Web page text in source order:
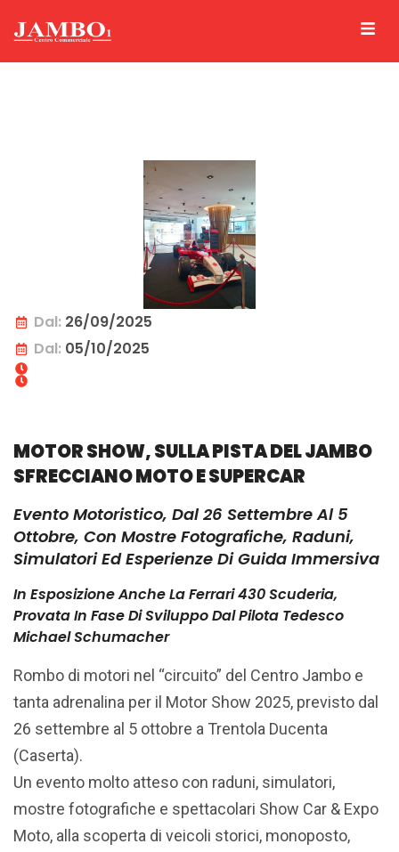
MOTOR SHOW, SULLA PISTA DEL JAMBO
SFRECCIANO MOTO E SUPERCAR
Evento Motoristico, Dal 26 Settembre Al 5
Ottobre, Con Mostre Fotografiche, Raduni,
Simulatori Ed Esperienze Di Guida Immersiva
In Esposizione Anche La Ferrari 430 Scuderia,
Provata In Fase Di Sviluppo Dal Pilota Tedesco
Michael Schumacher
Rombo di motori nel “circuito” del Centro Jambo e
tanta adrenalina per il Motor Show 2025, previsto dal
26 settembre al 5 ottobre a Trentola Ducenta
(Caserta).
Un evento molto atteso con raduni, simulatori,
mostre fotografiche e spettacolari Show Car & Expo
Moto, alla scoperta di veicoli storici, monoposto,
Dal: 26/09/2025
Dal: 05/10/2025